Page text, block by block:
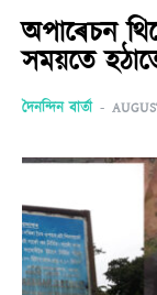
অপাৰেচন
সময়তে
দৈনন্দিন বাৰ্তা -